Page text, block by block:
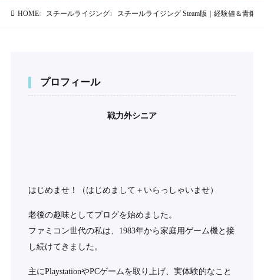
HOME スチールライジング スチールライジング Steam版｜経験値＆青銅
プロフィール
戦力外シニア
はじめませ！（はじめまして＋いらっしゃいませ）
老後の趣味としてブログを始めました。
ファミコン世代の私は、1983年から家庭用ゲーム機と接
し続けてきました。
主にPlaystationやPCゲームを取り上げ、実体験的なこと